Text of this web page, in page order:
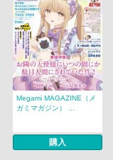
Megami MAGAZINE（メ
ガミマガジン） ...
購入